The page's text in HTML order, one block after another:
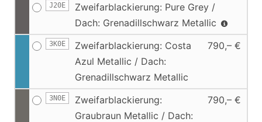
J20E
Zweifarblackierung: Pure Grey /
Dach: Grenadillschwarz Metallic
3K0E
Zweifarblackierung: Costa
Azul Metallic / Dach:
Grenadillschwarz Metallic
790,– €
3N0E
Zweifarblackierung:
Graubraun Metallic / Dach:
790,– €